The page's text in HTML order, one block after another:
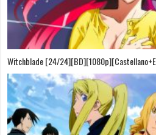
Witchblade [24/